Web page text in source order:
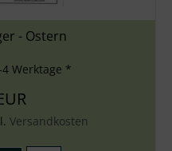
- Ostern
Werktage *
Versandkosten